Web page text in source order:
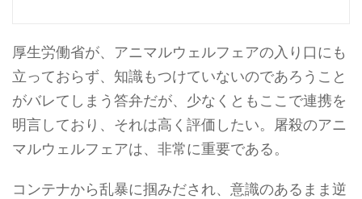
厚生労働省が、アニマルウェルフェアの入り口にも
立っておらず、知識もつけていないのであろうこと
がバレてしまう答弁だが、少なくともここで連携を
明言しており、それは高く評価したい。屠殺のアニ
マルウェルフェアは、非常に重要である。
コンテナから乱暴に掴みだされ、意識のあるまま逆